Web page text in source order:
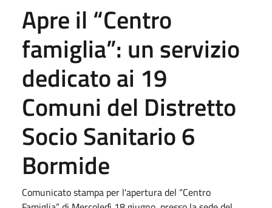
Apre il “Centro
famiglia”: un servizio
dedicato ai 19
Comuni del Distretto
Socio Sanitario 6
Bormide
Comunicato stampa per l'apertura del “Centro